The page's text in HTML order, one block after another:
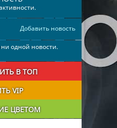
Добавить новость
одной новости.
В ТОП
VIP
ЦВЕТОМ